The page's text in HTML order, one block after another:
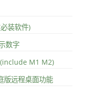
装软件)
数字
M1 M2)
远程桌面功能